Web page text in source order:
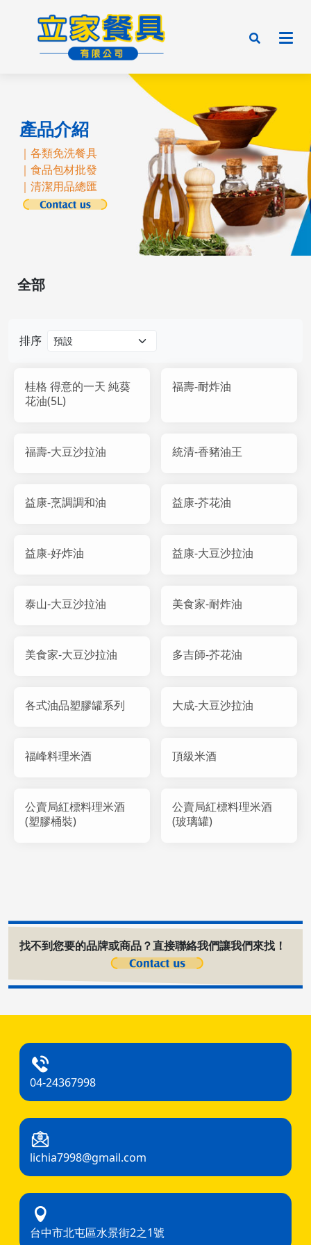
產品介紹
｜各類免洗餐具
｜食品包材批發
｜清潔用品總匯
排序
桂格 得意的一天 純葵
花油(5L)
福壽-耐炸油
福壽-大豆沙拉油 統清-香豬油王
益康-烹調調和油 益康-芥花油
益康-好炸油 益康-大豆沙拉油
泰山-大豆沙拉油 美食家-耐炸油
美食家-大豆沙拉油 多吉師-芥花油
各式油品塑膠罐系列 大成-大豆沙拉油
福峰料理米酒 頂級米酒
公賣局紅標料理米酒
(塑膠桶裝)
公賣局紅標料理米酒
(玻璃罐)
全部
找不到您要的品牌或商品？直接聯絡我們讓我們來找！
04-24367998
lichia7998@gmail.com
台中市北屯區水景街2之1號